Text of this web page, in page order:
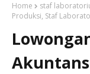
Home staf
Produksi, Staf